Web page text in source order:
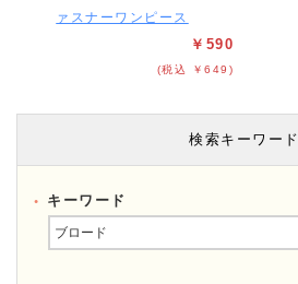
ァスナーワンピース
￥590
(税込 ￥649)
検索キーワード
キーワード